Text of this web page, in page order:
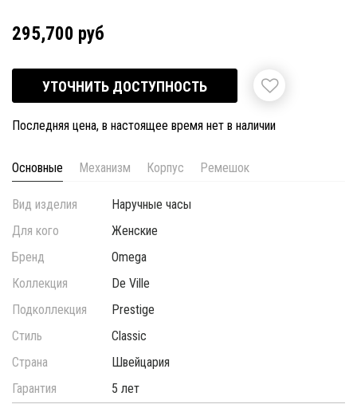
295,700 руб
УТОЧНИТЬ ДОСТУПНОСТЬ
Последняя цена, в настоящее время нет в наличии
Основные Механизм Корпус Ремешок
Вид изделия
Наручные часы
Для кого
Женские
Бренд
Omega
Коллекция
De Ville
Подколлекция
Prestige
Стиль
Classic
Страна
Швейцария
Гарантия
5 лет